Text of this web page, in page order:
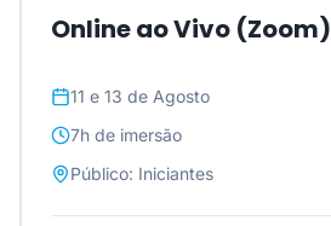
Online ao Vivo (Zoom)
11 e 13 de Agosto
7h de imersão
Público: Iniciantes